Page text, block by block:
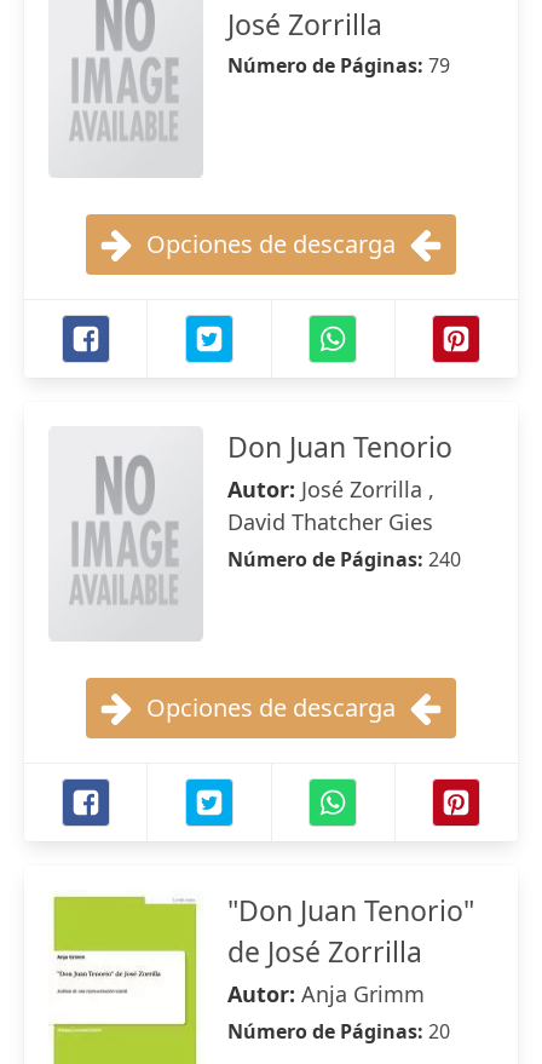
José Zorrilla
Número de Páginas: 79
Opciones de descarga
Don Juan Tenorio
Autor: José Zorrilla ,
David Thatcher Gies
Número de Páginas: 240
Opciones de descarga
"Don Juan Tenorio"
de José Zorrilla
Autor: Anja Grimm
Número de Páginas: 20